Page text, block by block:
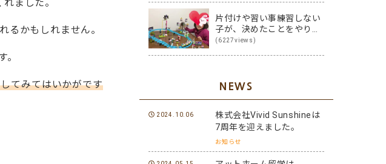
ました。
るかもしれません。
てみてはいかがです
片付けや習い事練習しない
子が、決めたことをやり切
る子に変身！その方法は？
(6227views)
NEWS
2024.10.06
株式会社Vivid Sunshineは
7周年を迎えました。
お知らせ